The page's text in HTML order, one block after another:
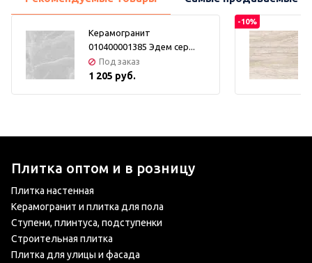
Керамогранит
010400001385 Эдем сер...
Под заказ
1 205 руб.
-10%
Плитка оптом и в розницу
Плитка настенная
Керамогранит и плитка для пола
Ступени, плинтуса, подступенки
Строительная плитка
Плитка для улицы и фасада